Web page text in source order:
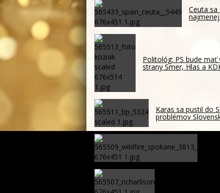
Ceuta sa
Politológ: PS bude
strany Smer, Hlas a
Karas sa pustil do
problémov